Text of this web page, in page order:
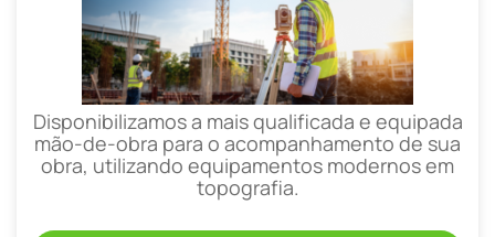
Disponibilizamos a mais qualificada e equipada
mão-de-obra para o acompanhamento de sua
obra, utilizando equipamentos modernos em
topografia.